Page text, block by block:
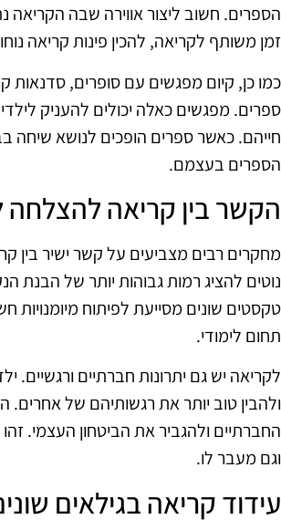
הספרים. חשוב ליצור אווירה שבה
זמן משותף לקריאה, להכין פינות קריאה
כמו כן, קיום מפגשים עם סופרים, סדנאות
ספרים. מפגשים כאלה יכולים להעניק
חייהם. כאשר ספרים הופכים לנושא שיחה
הספרים בעצמם.
הקשר בין קריאה להצלחה
מחקרים רבים מצביעים על קשר ישיר בין
נוטים להציג רמות גבוהות יותר של הבנת
טקסטים שונים מסייעת לפיתוח מיומנויות
תחום לימודי.
לקריאה יש גם יתרונות חברתיים
ולהבין טוב יותר את רגשותיהם של אחרים.
החברתיים ולהגביר את הביטחון העצמי.
וגם מעבר לו.
עידוד קריאה בגילאים